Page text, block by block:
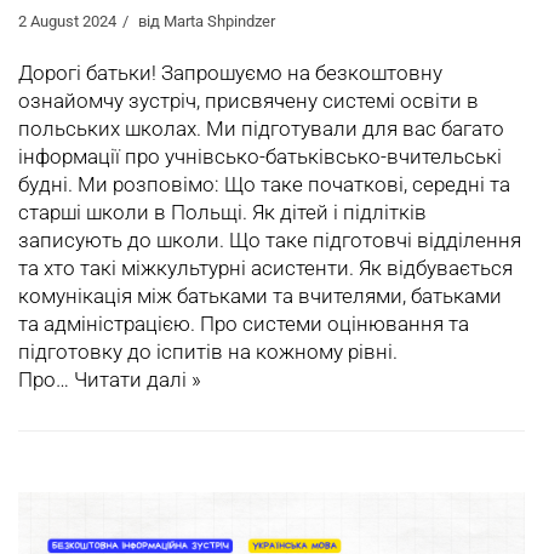
2 August 2024 від Marta Shpindzer
Дорогі батьки! Запрошуємо на безкоштовну
ознайомчу зустріч, присвячену системі освіти в
польських школах. Ми підготували для вас багато
інформації про учнівсько-батьківсько-вчительські
будні. Ми розповімо: Що таке початкові, середні та
старші школи в Польщі. Як дітей і підлітків
записують до школи. Що таке підготовчі відділення
та хто такі міжкультурні асистенти. Як відбувається
комунікація між батьками та вчителями, батьками
та адміністрацією. Про системи оцінювання та
підготовку до іспитів на кожному рівні.
Про… Читати далі »